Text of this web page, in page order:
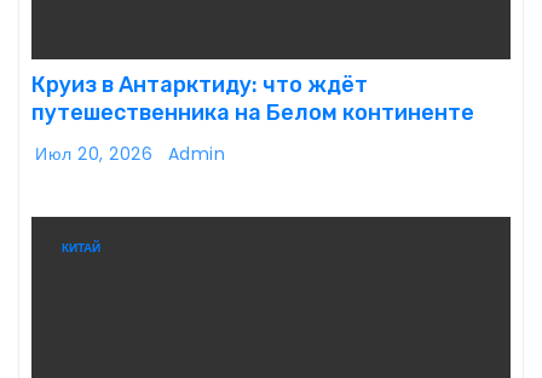
Круиз в Антарктиду: что ждёт
путешественника на Белом континенте
Июл 20, 2026 Admin
КИТАЙ